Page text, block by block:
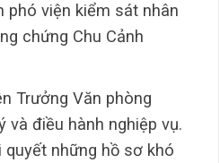
phó viện kiểm sát nhân
chứng Chu Cảnh
Trưởng Văn phòng
và điều hành nghiệp vụ.
quyết những hồ sơ khó